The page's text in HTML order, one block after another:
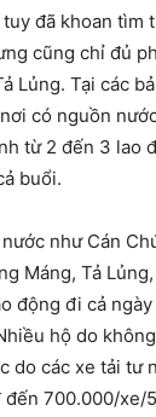
đã khoan tìm
cũng chỉ đủ
Lủng. Tại các
có nguồn
từ 2 đến 3 lao
buổi.
như Cán
Máng, Tả
động đi cả
hộ do
do các xe tải tư
700.000/xe/